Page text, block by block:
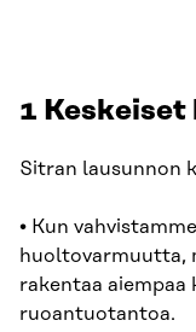
1
Sitran lausunnon
• Kun
huoltovarmuutta,
rakentaa aiempaa
ruoantuotantoa.